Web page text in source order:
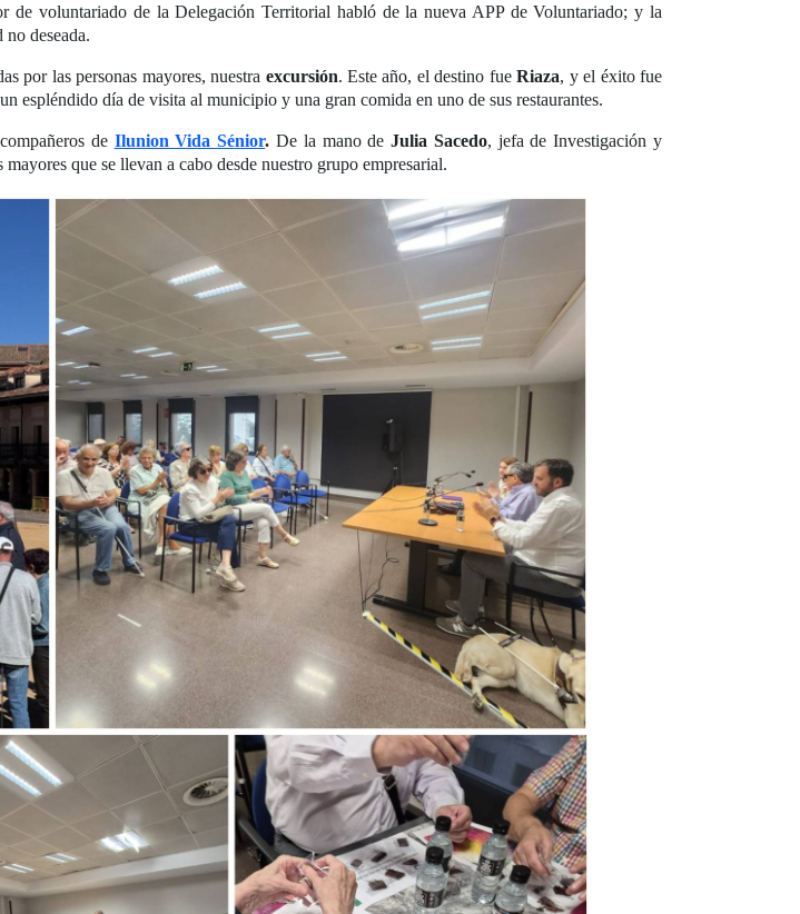
de voluntariado de la Delegación Territorial habló de la nueva APP de Voluntariado; y la
deseada.
por las personas mayores, nuestra excursión. Este año, el destino fueRiaza, y el éxito fue
espléndido día de visita al municipio y una gran comida en uno de sus restaurantes.
de Ilunion Vida Sénior. De la mano deJulia Sacedo, jefa de Investigación y
que se llevan a cabo desde nuestro grupo empresarial.